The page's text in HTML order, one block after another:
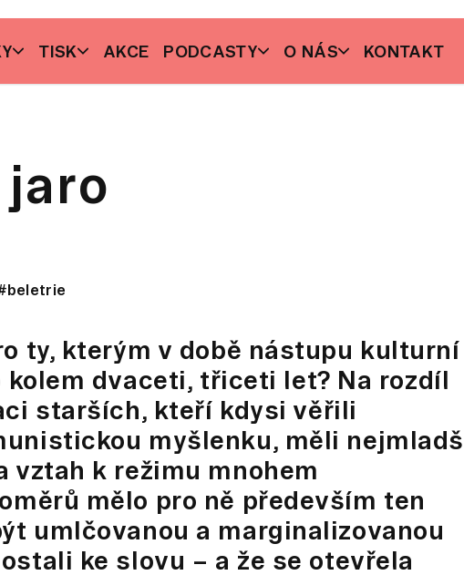
TISK AKCE PODCASTY O NÁS KONTAKT
jaro
ty, kterým v době nástupu kulturní
kolem dvaceti, třiceti let? Na rozdíl
starších, kteří kdysi věřili
myšlenku, měli
vztah k režimu mnohem
mělo pro ně především ten
umlčovanou a marginalizovanou
ke slovu – a že se otevřela